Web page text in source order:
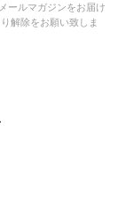
ールマガジンをお届け
解除をお願い致しま